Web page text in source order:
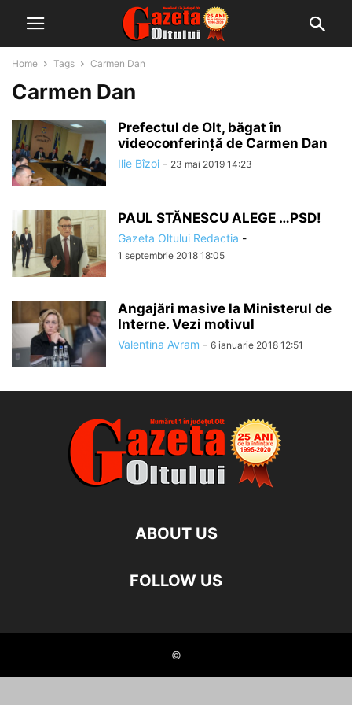
Home Tags Carmen Dan
Carmen Dan
Prefectul de Olt, băgat în
videoconferință de Carmen Dan
Ilie Bîzoi - 23 mai 2019 14:23
PAUL STĂNESCU ALEGE …PSD!
Gazeta Oltului Redactia -
1 septembrie 2018 18:05
Angajări masive la Ministerul de
Interne. Vezi motivul
Valentina Avram - 6 ianuarie 2018 12:51
ABOUT US
FOLLOW US
©